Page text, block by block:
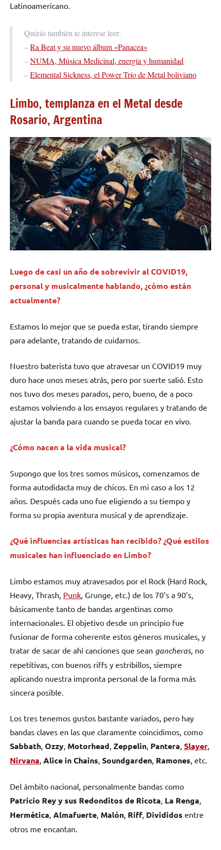
Latinoamericano.
Quizás también te interese leer:
–Ra Beat y su nuevo álbum «Panacea»
–NUMA, Música Medicinal, energía y humanidad
–Elemental Sickness, el Power Trío de Metal boliviano
Limbo, templanza en el Metal desde
Rosario, Argentina
Luego de casi un año de sobrevivir al COVID19,
personal y musicalmente hablando, ¿cómo están
actualmente?
Estamos lo mejor que se pueda estar, tirando siempre
para adelante, tratando de cuidarnos.
Nuestro baterista tuvo que atravesar un COVID19 muy
duro hace unos meses atrás, pero por suerte salió. Esto
nos tuvo dos meses parados, pero, bueno, de a poco
estamos volviendo a los ensayos regulares y tratando de
ajustar la banda para cuando se pueda tocar en vivo.
¿Cómo nacen a la vida musical?
Supongo que los tres somos músicos, comenzamos de
forma autodidacta muy de chicos. En mi caso a los 12
años. Después cada uno fue eligiendo a su tiempo y
forma su propia aventura musical y de aprendizaje.
¿Qué influencias artísticas han recibido? ¿Qué estilos
musicales han influenciado en Limbo?
Limbo estamos muy atravesados por el Rock (Hard Rock,
Heavy, Thrash, Punk , Grunge, etc.) de los 70’s a 90’s,
básicamente tanto de bandas argentinas como
internacionales. El objetivo desde un principio fue
fusionar de forma coherente estos géneros musicales, y
tratar de sacar de ahí canciones que sean gancheras, no
repetitivas, con buenos riffs y estribillos, siempre
aplicando nuestra impronta personal de la forma más
sincera posible.
Los tres tenemos gustos bastante variados, pero hay
bandas claves en las que claramente coincidimos, como
Sabbath Ozzy Motorhead Zeppelin Pantera Slayer
Nirvana Alice in Chains Soundgarden Ramones , etc.
Del ámbito nacional, personalmente bandas como
Patricio Reyy sus Redonditos de Ricota La Renga
Hermética Almafuerte Malón Riff, Divididos entre
otros me encantan.